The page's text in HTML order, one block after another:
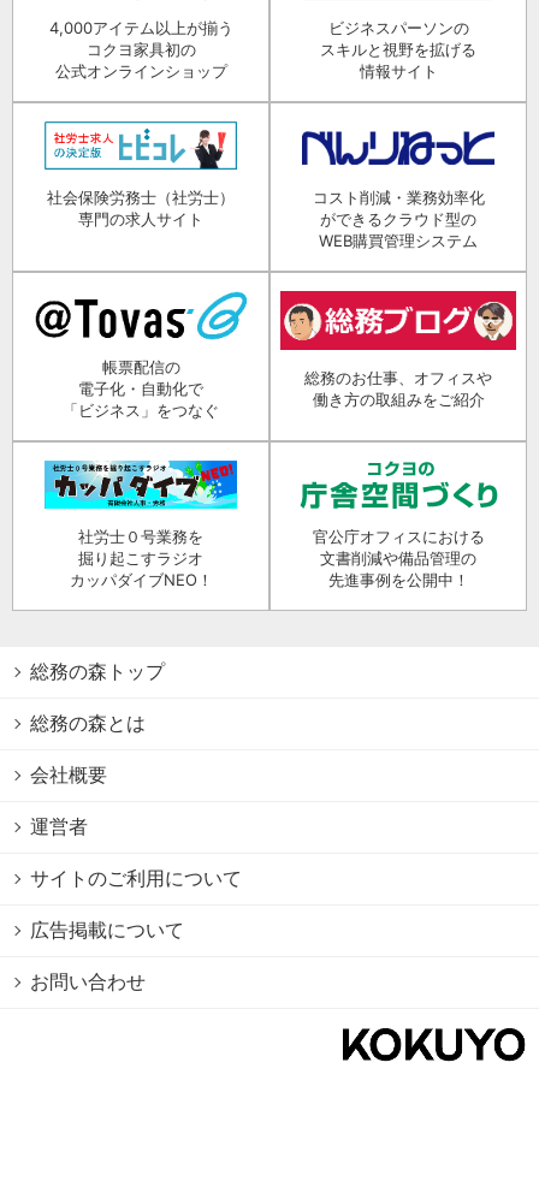
4,000アイテム以上が揃う
コクヨ家具初の
公式オンラインショップ
ビジネスパーソンの
スキルと視野を拡げる
情報サイト
社会保険労務士（社労士）
専門の求人サイト
コスト削減・業務効率化
ができるクラウド型の
WEB購買管理システム
帳票配信の
電子化・自動化で
「ビジネス」をつなぐ
総務のお仕事、オフィスや
働き方の取組みをご紹介
社労士０号業務を
掘り起こすラジオ
カッパダイブNEO！
官公庁オフィスにおける
文書削減や備品管理の
先進事例を公開中！
総務の森トップ
総務の森とは
会社概要
運営者
サイトのご利用について
広告掲載について
お問い合わせ